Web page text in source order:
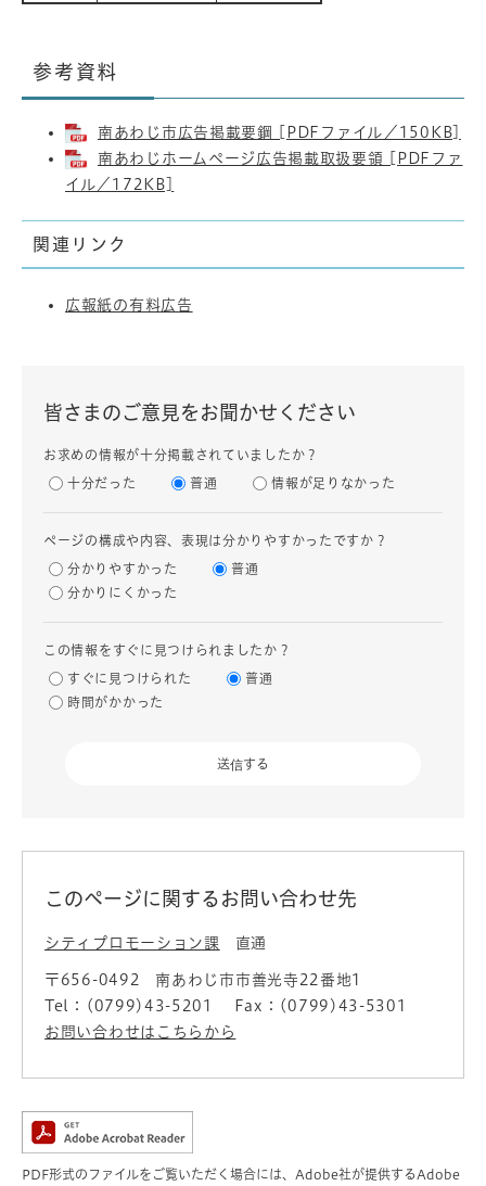
参考資料
南あわじ市広告掲載要鋼 [PDFファイル／150KB]
南あわじホームページ広告掲載取扱要領 [PDFファ
イル／172KB]
関連リンク
広報紙の有料広告
皆さまのご意見をお聞かせください
お求めの情報が十分掲載されていましたか？
十分だった 普通 情報が足りなかった
ページの構成や内容、表現は分かりやすかったですか？
分かりやすかった
普通
分かりにくかった
この情報をすぐに見つけられましたか？
すぐに見つけられた
普通
時間がかかった
このページに関するお問い合わせ先
シティプロモーション課 直通
〒656-0492
南あわじ市市善光寺22番地1
Tel：(0799)43-5201
Fax：(0799)43-5301
お問い合わせはこちらから
PDF形式のファイルをご覧いただく場合には、Adobe社が提供するAdobe